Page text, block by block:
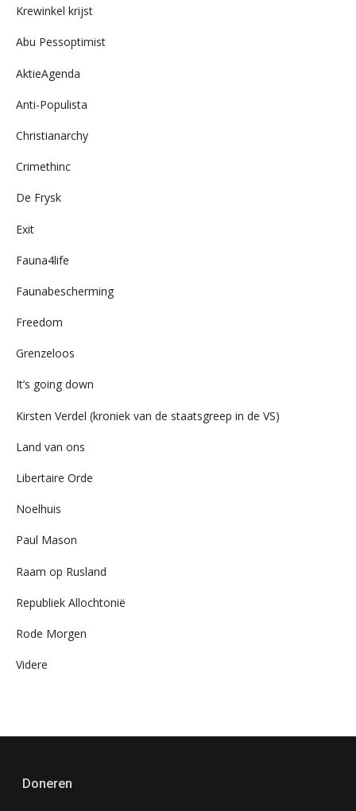
Krewinkel krijst
Abu Pessoptimist
AktieAgenda
Anti-Populista
Christianarchy
Crimethinc
De Frysk
Exit
Fauna4life
Faunabescherming
Freedom
Grenzeloos
It’s going down
Kirsten Verdel (kroniek van de staatsgreep in de VS)
Land van ons
Libertaire Orde
Noelhuis
Paul Mason
Raam op Rusland
Republiek Allochtonië
Rode Morgen
Videre
Doneren